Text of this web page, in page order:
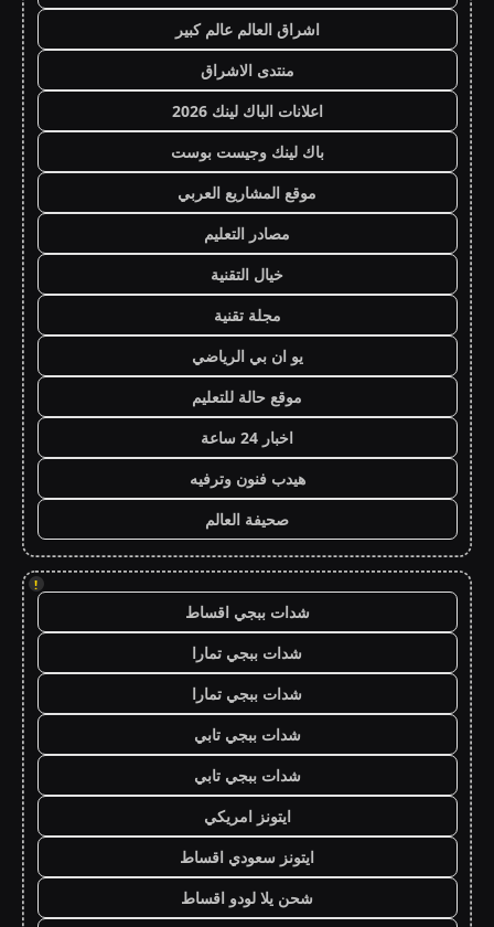
اشراق العالم عالم كبير
منتدى الاشراق
اعلانات الباك لينك 2026
باك لينك وجيست بوست
موقع المشاريع العربي
مصادر التعليم
خيال التقنية
مجلة تقنية
يو ان بي الرياضي
موقع حالة للتعليم
اخبار 24 ساعة
هيدب فنون وترفيه
صحيفة العالم
!
شدات ببجي اقساط
شدات ببجي تمارا
شدات ببجي تمارا
شدات ببجي تابي
شدات ببجي تابي
ايتونز امريكي
ايتونز سعودي اقساط
شحن يلا لودو اقساط